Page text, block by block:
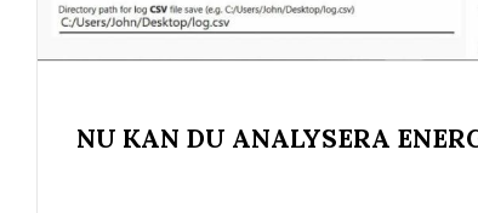
NU KAN DU ANALYSERA